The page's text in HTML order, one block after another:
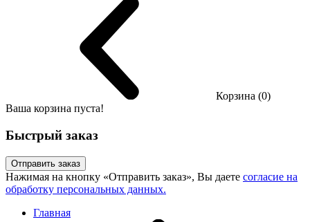
Корзина (0)
Ваша корзина пуста!
Быстрый заказ
Отправить заказ
Нажимая на кнопку «Отправить заказ», Вы даете согласие на
обработку персональных данных.
Главная